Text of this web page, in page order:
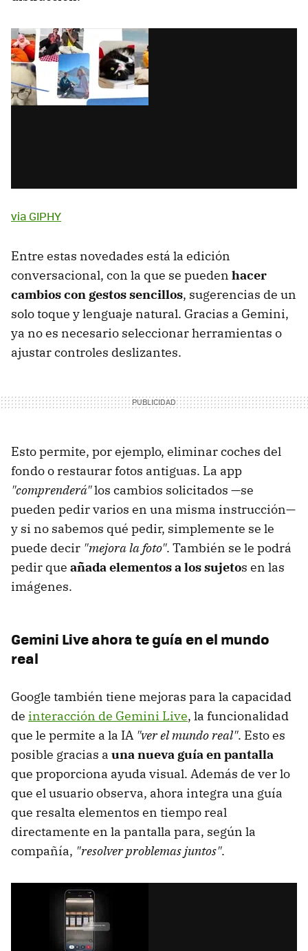
via GIPHY
Entre estas novedades está la edición
conversacional, con la que se pueden hacer
cambios con gestos sencillos, sugerencias de un
solo toque y lenguaje natural. Gracias a Gemini,
ya no es necesario seleccionar herramientas o
ajustar controles deslizantes.
Esto permite, por ejemplo, eliminar coches del
fondo o restaurar fotos antiguas. La app
"comprenderá"los cambios solicitados —se
pueden pedir varios en una misma instrucción—
y si no sabemos qué pedir, simplemente se le
puede decir "mejora la foto". También se le podrá
pedir que añada elementos a los sujetos en las
imágenes.
Gemini Live ahora te guía en el mundo
real
Google también tiene mejoras para la capacidad
de interacción de Gemini Live, la funcionalidad
que le permite a la IA "ver el mundo real". Esto es
posible gracias a una nueva guía en pantalla
que proporciona ayuda visual. Además de ver lo
que el usuario observa, ahora integra una guía
que resalta elementos en tiempo real
directamente en la pantalla para, según la
compañía, "resolver problemas juntos".